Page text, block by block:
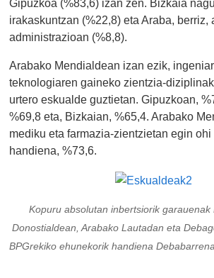
irakaskuntzan (%22,8) eta Araba, berriz,
administrazioan (%8,8).
Arabako Mendialdean izan ezik,
teknologiaren gaineko zientzia-
urtero eskualde guztietan. Gipuzkoan,
%69,8 eta, Bizkaian, %65,4. Arabako
mediku eta farmazia-zientzietan egin
handiena, %73,6.
Kopuru absolutan inbertsiorik garauenak
Donostialdean, Arabako Lautadan eta
BPGrekiko ehunekorik handiena